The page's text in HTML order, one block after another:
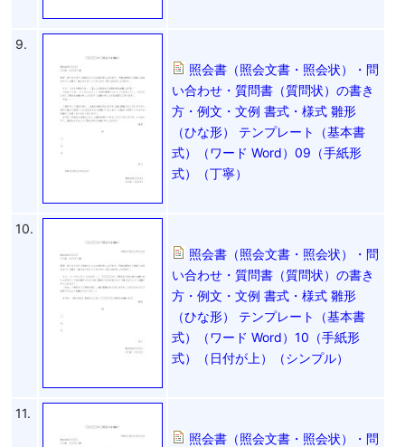
9.
照会書（照会文書・照会状）・問
い合わせ・質問書（質問状）の書き
方・例文・文例 書式・様式 雛形
（ひな形） テンプレート（基本書
式）（ワード Word）09（手紙形
式）（丁寧）
10.
照会書（照会文書・照会状）・問
い合わせ・質問書（質問状）の書き
方・例文・文例 書式・様式 雛形
（ひな形） テンプレート（基本書
式）（ワード Word）10（手紙形
式）（日付が上）（シンプル）
11.
照会書（照会文書・照会状）・問